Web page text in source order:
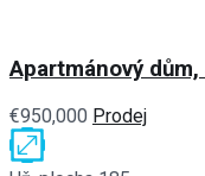
Apartmánový
€950,000 Prodej